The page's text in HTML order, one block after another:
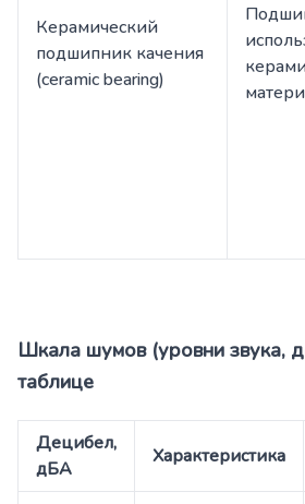
Керамический
подшипник качения
(ceramic bearing)
Шкала шумов (уровни звука,
таблице
Децибел,
дБА
Характеристика